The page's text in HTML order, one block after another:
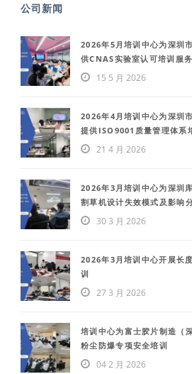
公司新闻
2026年5月培训中心为深圳
供CNAS实验室认可培训服务
15 5 月 2026
2026年4月培训中心为深圳
提供ISO9001质量管理体系
21 4 月 2026
2026年3月培训中心为深圳
割草机设计失效模式及影响
30 3 月 2026
2026年3月培训中心开展长
训
27 3 月 2026
培训中心为富士胶片制造（
粉尘防爆专项安全培训
04 2 月 2026